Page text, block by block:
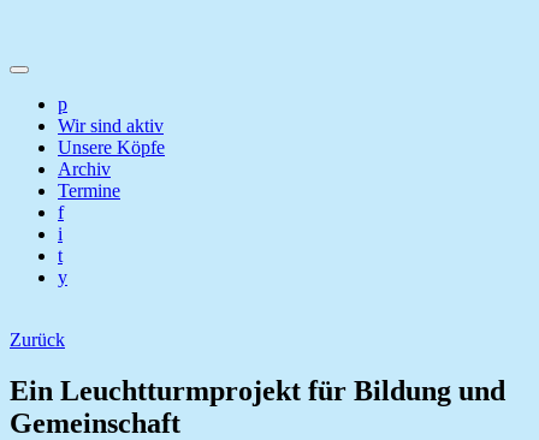
p
Wir sind aktiv
Unsere Köpfe
Archiv
Termine
f
i
t
y
Zurück
Ein Leuchtturmprojekt für Bildung und
Gemeinschaft